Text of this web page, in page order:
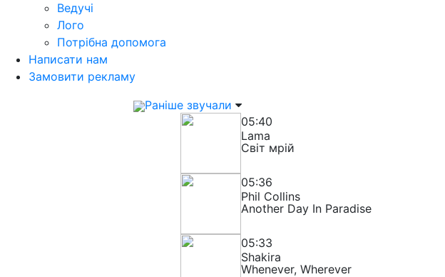
Ведучі
Лого
Потрібна допомога
Написати нам
Замовити рекламу
Раніше звучали
05:40
Lama
Світ мрій
05:36
Phil Collins
Another Day In Paradise
05:33
Shakira
Whenever, Wherever